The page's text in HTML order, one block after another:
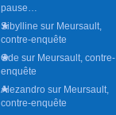
pause…
Sibylline sur Meursault,
contre-enquête
Ode sur Meursault, contre-
enquête
Alezandro sur Meursault,
contre-enquête